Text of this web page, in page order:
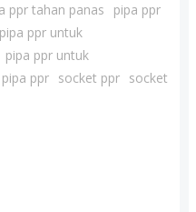
ppr tahan panas
pipa ppr
pipa ppr untuk
pipa ppr untuk
ppr socket ppr socket